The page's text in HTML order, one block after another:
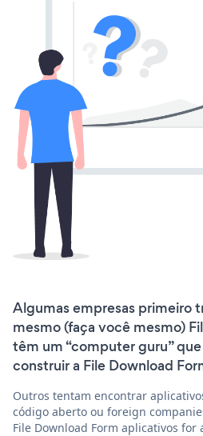
Algumas empresas primeiro
mesmo (faça você mesmo)
têm um “computer guru”
construir a File Download
Outros tentam encontrar
código aberto ou foreign
File Download Form aplicativos for